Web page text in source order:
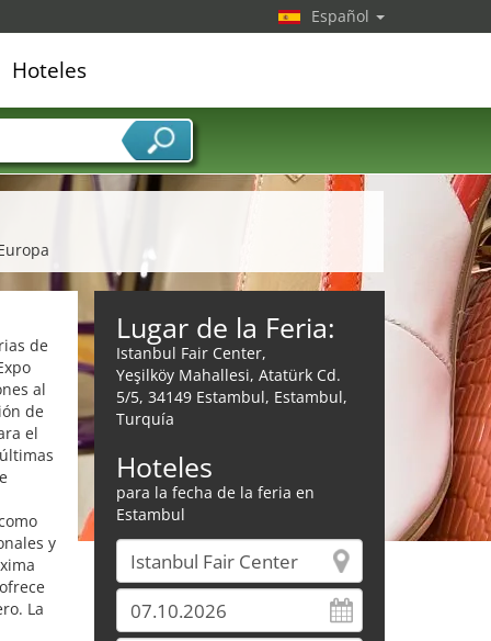
de
al
de
el
y
La
Lugar de la Feria:
Istanbul Fair Center,
Yeşilköy Mahallesi, Atatürk Cd.
5/5, 34149 Estambul, Estambul,
Turquía
Hoteles
para la fecha de la feria en
Estambul
Español
Hoteles
de servicios